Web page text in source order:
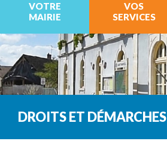
VOTRE
MAIRIE
VOS
SERVICES
DROITS ET DÉMARCHES